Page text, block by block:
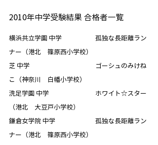
2010年中学受験結果 合格者一覧
横浜共立学園 中学　　　　　 孤独な長距離ラン
ナー（港北　篠原西小学校）
芝 中学　　　　　　　　　　 ゴーシュのみけね
こ（神奈川　白幡小学校）
洗足学園 中学　　　　　　　 ホワイト☆スター
（港北　大豆戸小学校）
鎌倉女学院 中学　　　　　　 孤独な長距離ラン
ナー（港北　篠原西小学校）